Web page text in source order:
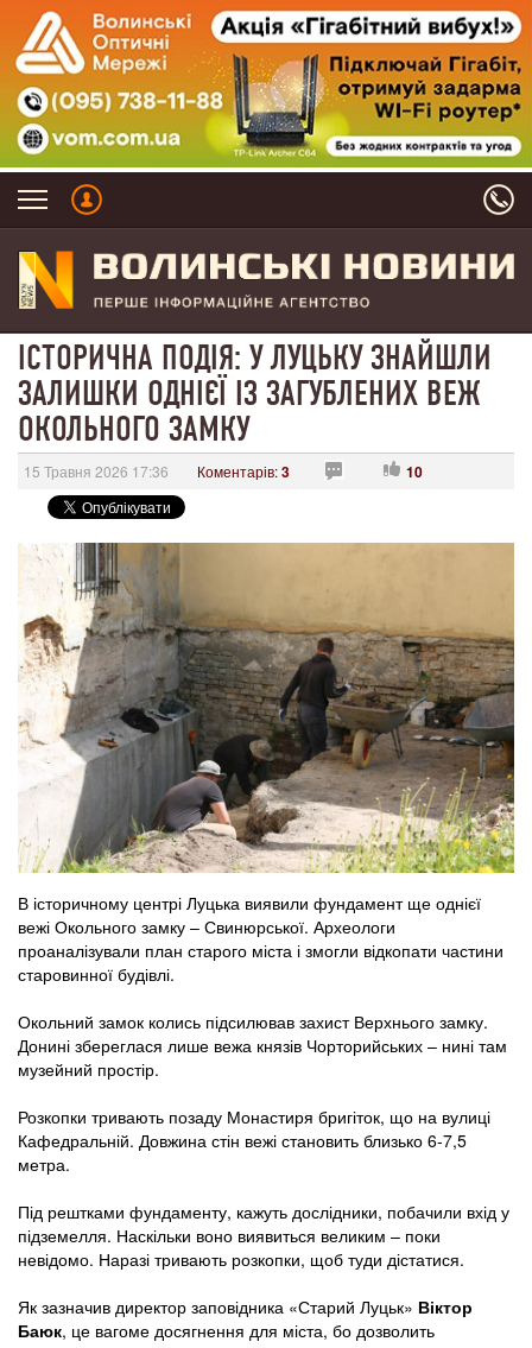
ІСТОРИЧНА ПОДІЯ: У ЛУЦЬКУ ЗНАЙШЛИ
ЗАЛИШКИ ОДНІЄЇ ІЗ ЗАГУБЛЕНИХ ВЕЖ
ОКОЛЬНОГО ЗАМКУ
15 Травня 2026 17:36 Коментарів:3 10
В історичному центрі Луцька виявили фундамент ще однієї
вежі Окольного замку – Свинюрської. Археологи
проаналізували план старого міста і змогли відкопати частини
старовинної будівлі.
Окольний замок колись підсилював захист Верхнього замку.
Донині збереглася лише вежа князів Чорторийських – нині там
музейний простір.
Розкопки тривають позаду Монастиря бригіток, що на вулиці
Кафедральній. Довжина стін вежі становить близько 6-7,5
метра.
Під рештками фундаменту, кажуть дослідники, побачили вхід у
підземелля. Наскільки воно виявиться великим – поки
невідомо. Наразі тривають розкопки, щоб туди дістатися.
Як зазначив директор заповідника «Старий Луцьк» Віктор
Баюк, це вагоме досягнення для міста, бо дозволить